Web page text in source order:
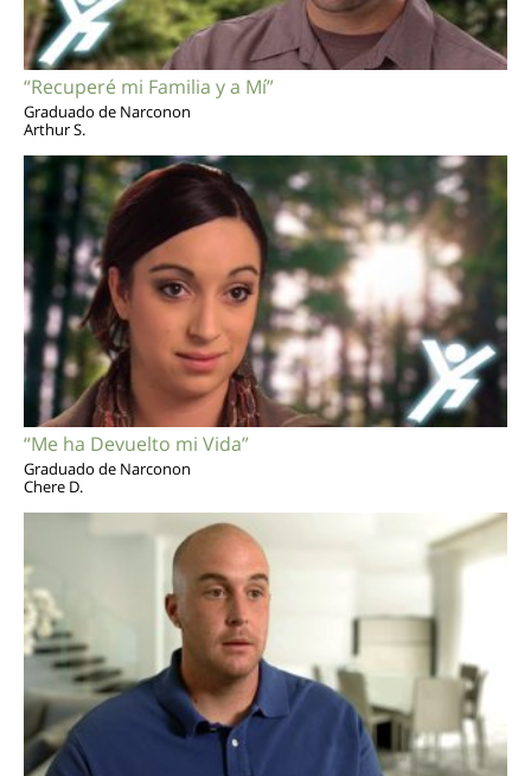
“Recuperé mi Familia y a Mí”
Graduado de Narconon
Arthur S.
“Me ha Devuelto mi Vida”
Graduado de Narconon
Chere D.